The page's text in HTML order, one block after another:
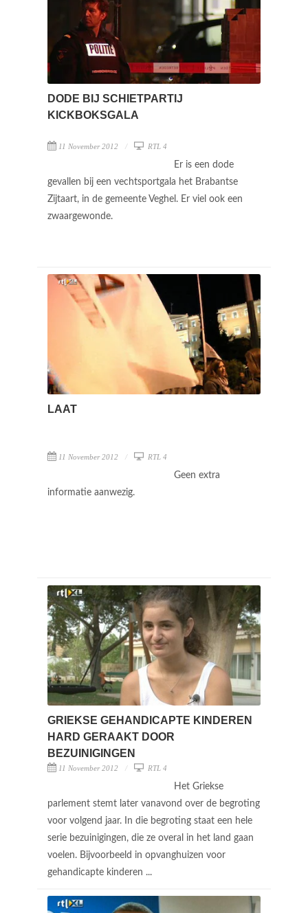
DODE BIJ SCHIETPARTIJ
KICKBOKSGALA
11 November 2012 RTL 4
Er is een dode
gevallen bij een vechtsportgala het Brabantse
Zijtaart, in de gemeente Veghel. Er viel ook een
zwaargewonde.
LAAT
11 November 2012 RTL 4
Geen extra
informatie aanwezig.
GRIEKSE GEHANDICAPTE KINDEREN
HARD GERAAKT DOOR
BEZUINIGINGEN
11 November 2012 RTL 4
Het Griekse
parlement stemt later vanavond over de begroting
voor volgend jaar. In die begroting staat een hele
serie bezuinigingen, die ze overal in het land gaan
voelen. Bijvoorbeeld in opvanghuizen voor
gehandicapte kinderen ...